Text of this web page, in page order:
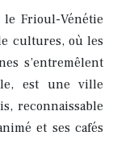
Frioul-Vénétie
cultures, où les
s’entremêlent
est une ville
reconnaissable
et ses cafés